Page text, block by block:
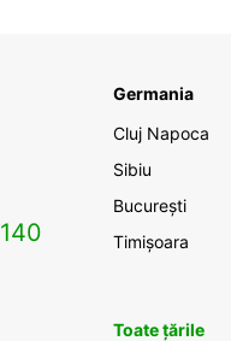
140
Germania
Cluj Napoca
Sibiu
București
Timișoara
Toate țările